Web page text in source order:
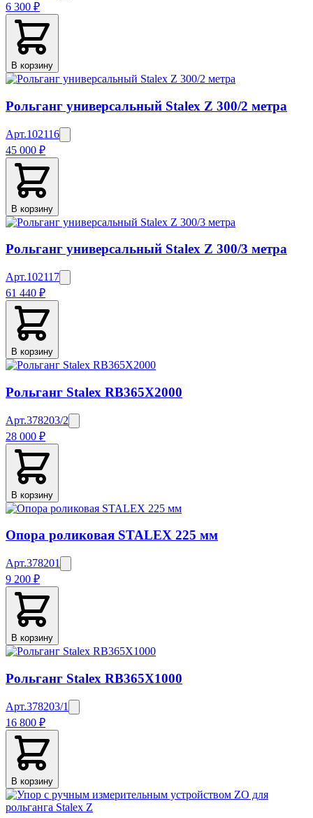
6 300 ₽
В корзину
Рольганг универсальный Stalex Z 300/2 метра
Арт.102116
45 000 ₽
В корзину
Рольганг универсальный Stalex Z 300/3 метра
Арт.102117
61 440 ₽
В корзину
Рольганг Stalex RB365X2000
Арт.378203/2
28 000 ₽
В корзину
Опора роликовая STALEX 225 мм
Арт.378201
9 200 ₽
В корзину
Рольганг Stalex RB365X1000
Арт.378203/1
16 800 ₽
В корзину